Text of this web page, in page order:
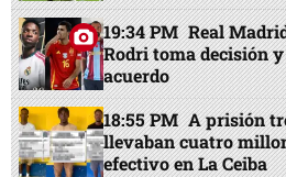
19:34 PM Real
Rodri toma decisión
acuerdo
18:55 PM A prisión
llevaban cuatro
efectivo en La Ceiba